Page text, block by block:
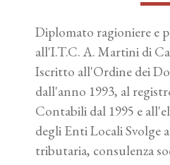
Diplomato ragioniere e
all'I.T.C. A. Martini di
Iscritto all'Ordine dei
dall'anno 1993, al
Contabili dal 1995 e
degli Enti Locali Svolge
tributaria, consulenza